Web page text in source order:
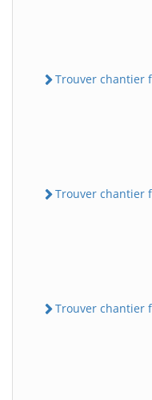
Trouver chantier
Trouver chantier
Trouver chantier